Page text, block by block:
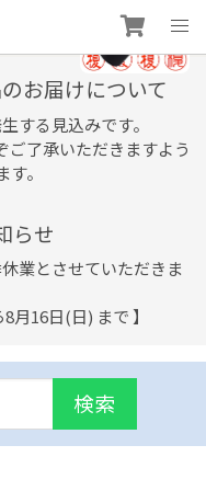
お届けについて
する見込みです。
了承いただきますよう
。
らせ
業とさせていただきま
月16日(日) まで 】
検索